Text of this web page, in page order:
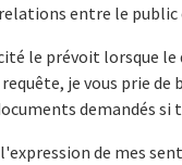
entre le
le prévoit lorsque
je vous prie
demandés si
de mes